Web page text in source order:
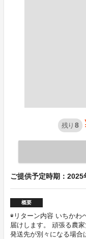
残り 8
ご提供予定時期：2025
概要
◉リターン内容 いちかわ
届けします。 頑張る農
発送先が別々になる場合